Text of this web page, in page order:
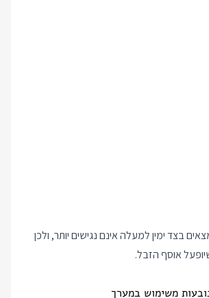
בצד ימין למעלה אינם נגישים יותר, ולכן
אוסף הזבל.